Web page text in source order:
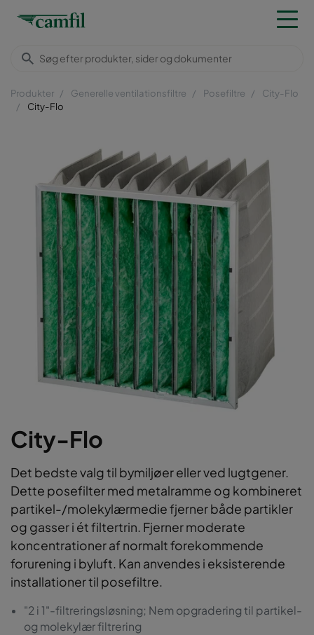
Produkter Generelle ventilationsfiltre Posefiltre
City-Flo
City-Flo
City-Flo
Det bedste valg til bymiljøer eller ved lugtgener.
Dette posefilter med metalramme og kombineret
partikel-/molekylærmedie fjerner både partikler
og gasser i ét filtertrin. Fjerner moderate
koncentrationer af normalt forekommende
forurening i byluft. Kan anvendes i eksisterende
installationer til posefiltre.
"2 i 1"-filtreringsløsning; Nem opgradering til partikel-
og molekylær filtrering